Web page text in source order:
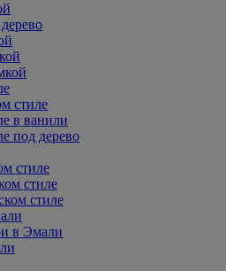
стиле
в ванили
под дерево
стиле
стиле
стиле
в Эмали